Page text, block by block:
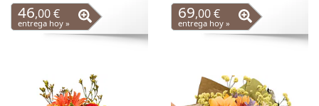
46,00 €
entrega hoy »
69,00 €
entrega hoy »